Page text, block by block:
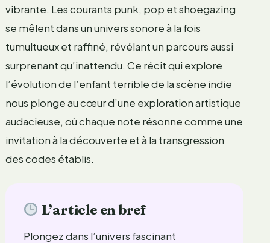
vibrante. Les courants punk, pop et shoegazing
se mêlent dans un univers sonore à la fois
tumultueux et raffiné, révélant un parcours aussi
surprenant qu’inattendu. Ce récit qui explore
l’évolution de l’enfant terrible de la scène indie
nous plonge au cœur d’une exploration artistique
audacieuse, où chaque note résonne comme une
invitation à la découverte et à la transgression
des codes établis.
L’article en bref
Plongez dans l’univers fascinant